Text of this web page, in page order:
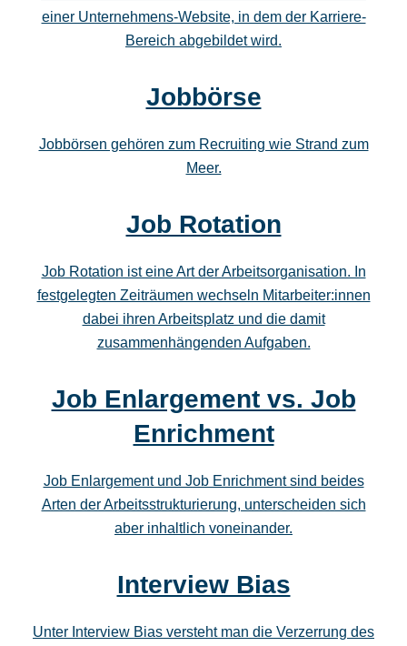
einer Unternehmens-Website, in dem der Karriere-
Bereich abgebildet wird.
Jobbörse
Jobbörsen gehören zum Recruiting wie Strand zum
Meer.
Job Rotation
Job Rotation ist eine Art der Arbeitsorganisation. In
festgelegten Zeiträumen wechseln Mitarbeiter:innen
dabei ihren Arbeitsplatz und die damit
zusammenhängenden Aufgaben.
Job Enlargement vs. Job
Enrichment
Job Enlargement und Job Enrichment sind beides
Arten der Arbeitsstrukturierung, unterscheiden sich
aber inhaltlich voneinander.
Interview Bias
Unter Interview Bias versteht man die Verzerrung des